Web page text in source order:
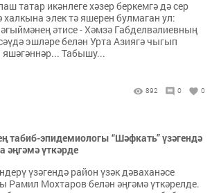
татар икәнлеге хәзер беркемгә дә сер
халкына элек тә яшерен булмаган ул:
әтисе - Хәмзә Габделвәлиевның
эшләре белән Урта Азиягә чыгып
яшәгәннәр... Табышу...
892 0 0
табиб-эпидемиологы “Шәфкать” үзәгендә
әңгәмә үткәрде
үзәгендә район үзәк дәваханәсе
Рамил Мохтаров белән әңгәмә үткәрелде.